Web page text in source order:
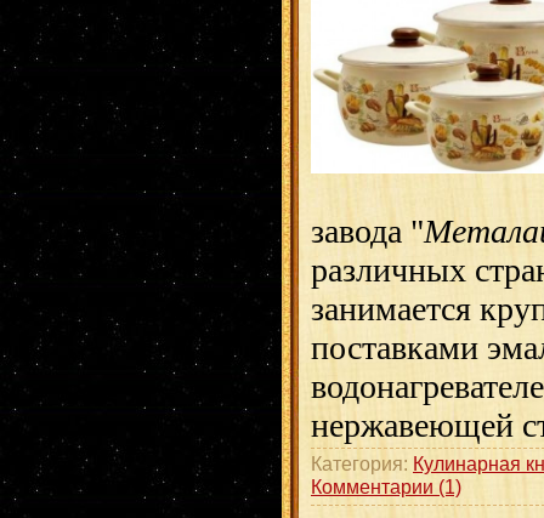
завода "
различных
занимается
поставками
нержавеющей
Категория: Кулинарная
Комментарии (1)